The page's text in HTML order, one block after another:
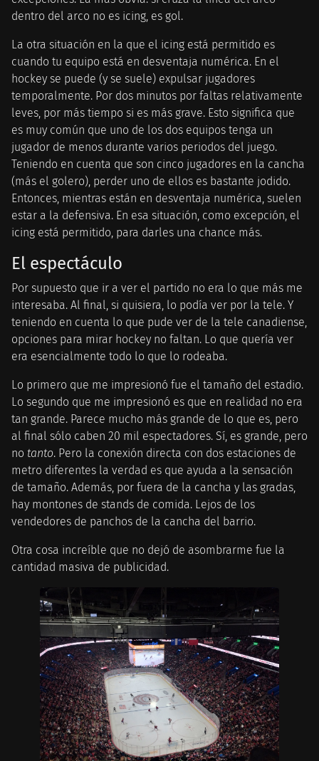
dentro del arco no es icing, es gol.
La otra situación en la que el icing está permitido es
cuando tu equipo está en desventaja numérica. En el
hockey se puede (y se suele) expulsar jugadores
temporalmente. Por dos minutos por faltas relativamente
leves, por más tiempo si es más grave. Esto significa que
es muy común que uno de los dos equipos tenga un
jugador de menos durante varios periodos del juego.
Teniendo en cuenta que son cinco jugadores en la cancha
(más el golero), perder uno de ellos es bastante jodido.
Entonces, mientras están en desventaja numérica, suelen
estar a la defensiva. En esa situación, como excepción, el
icing está permitido, para darles una chance más.
El espectáculo
Por supuesto que ir a ver el partido no era lo que más me
interesaba. Al final, si quisiera, lo podía ver por la tele. Y
teniendo en cuenta lo que pude ver de la tele canadiense,
opciones para mirar hockey no faltan. Lo que quería ver
era esencialmente todo lo que lo rodeaba.
Lo primero que me impresionó fue el tamaño del estadio.
Lo segundo que me impresionó es que en realidad no era
tan grande. Parece mucho más grande de lo que es, pero
al final sólo caben 20 mil espectadores. Sí, es grande, pero
no tanto. Pero la conexión directa con dos estaciones de
metro diferentes la verdad es que ayuda a la sensación
de tamaño. Además, por fuera de la cancha y las gradas,
hay montones de stands de comida. Lejos de los
vendedores de panchos de la cancha del barrio.
Otra cosa increíble que no dejó de asombrarme fue la
cantidad masiva de publicidad.